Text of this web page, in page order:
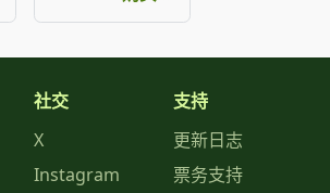
社交
X
Instagram
支持
更新日志
票务支持